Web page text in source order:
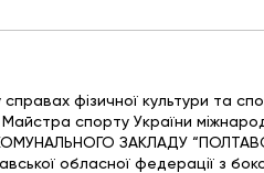
справах фізичної культури та
спорту України
ЗАКЛАДУ
обласної федерації з